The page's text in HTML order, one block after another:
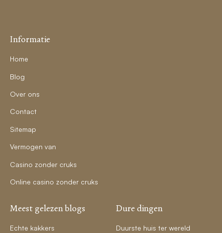
Informatie
Home
Blog
Over ons
Contact
Sitemap
Vermogen van
Casino zonder cruks
Online casino zonder cruks
Meest gelezen blogs
Echte kakkers
Dure dingen
Duurste huis ter wereld